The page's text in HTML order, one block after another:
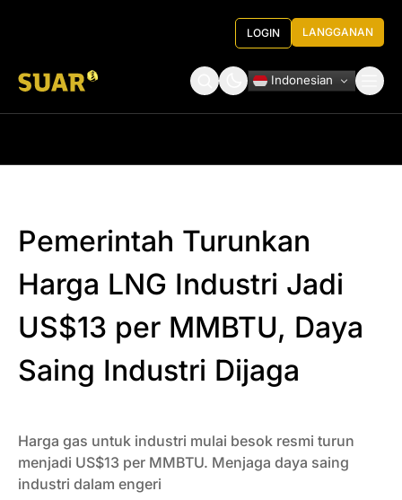
LOGIN LANGGANAN
Indonesian
Pemerintah Turunkan
Harga LNG Industri Jadi
US$13 per MMBTU, Daya
Saing Industri Dijaga
Harga gas untuk industri mulai besok resmi turun
menjadi US$13 per MMBTU. Menjaga daya saing
industri dalam engeri